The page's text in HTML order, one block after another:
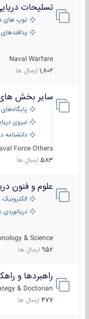
تسلیحات دریایی
توپ های
پدافندهای
Naval Warfare
1,802 ارسال ها
سایر بخش های
پایگاه‌های
نیروی
دانشنامه
Naval Force Others
583 ارسال ها
علوم و فنون
الکترونیک و
دریانوردی
& Science
952 ارسال ها
راهبردها و
& Doctorian
477 ارسال ها